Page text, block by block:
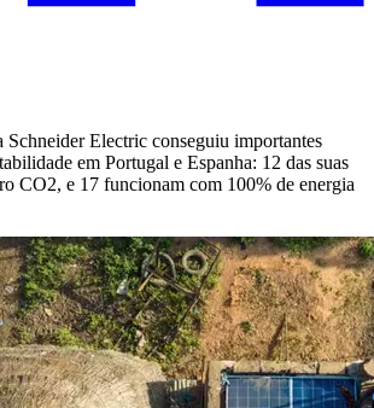
Schneider Electric conseguiu importantes
em Portugal e Espanha: 12 das suas
CO2, e 17 funcionam com 100% de energia